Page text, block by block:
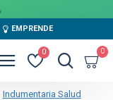
EMPRENDE
0 0
Indumentaria Salud